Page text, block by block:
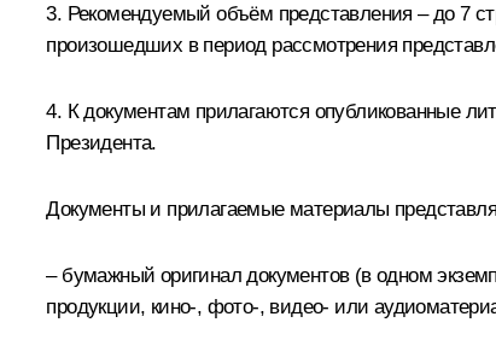
3. Рекомендуемый объём представления – до 7
произошедших в период рассмотрения
4. К документам прилагаются опубликованные
Президента.
Документы и прилагаемые материалы
– бумажный оригинал документов (в одном
продукции, кино-, фото-, видео- или